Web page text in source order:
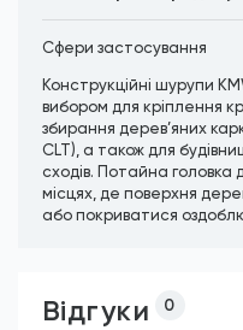
Сфери застосування
Конструкційні шурупи
вибором для кріплення
збирання дерев’яних
CLT), а також для
сходів. Потайна головка
місцях, де поверхня
або покриватися
Відгуки 0